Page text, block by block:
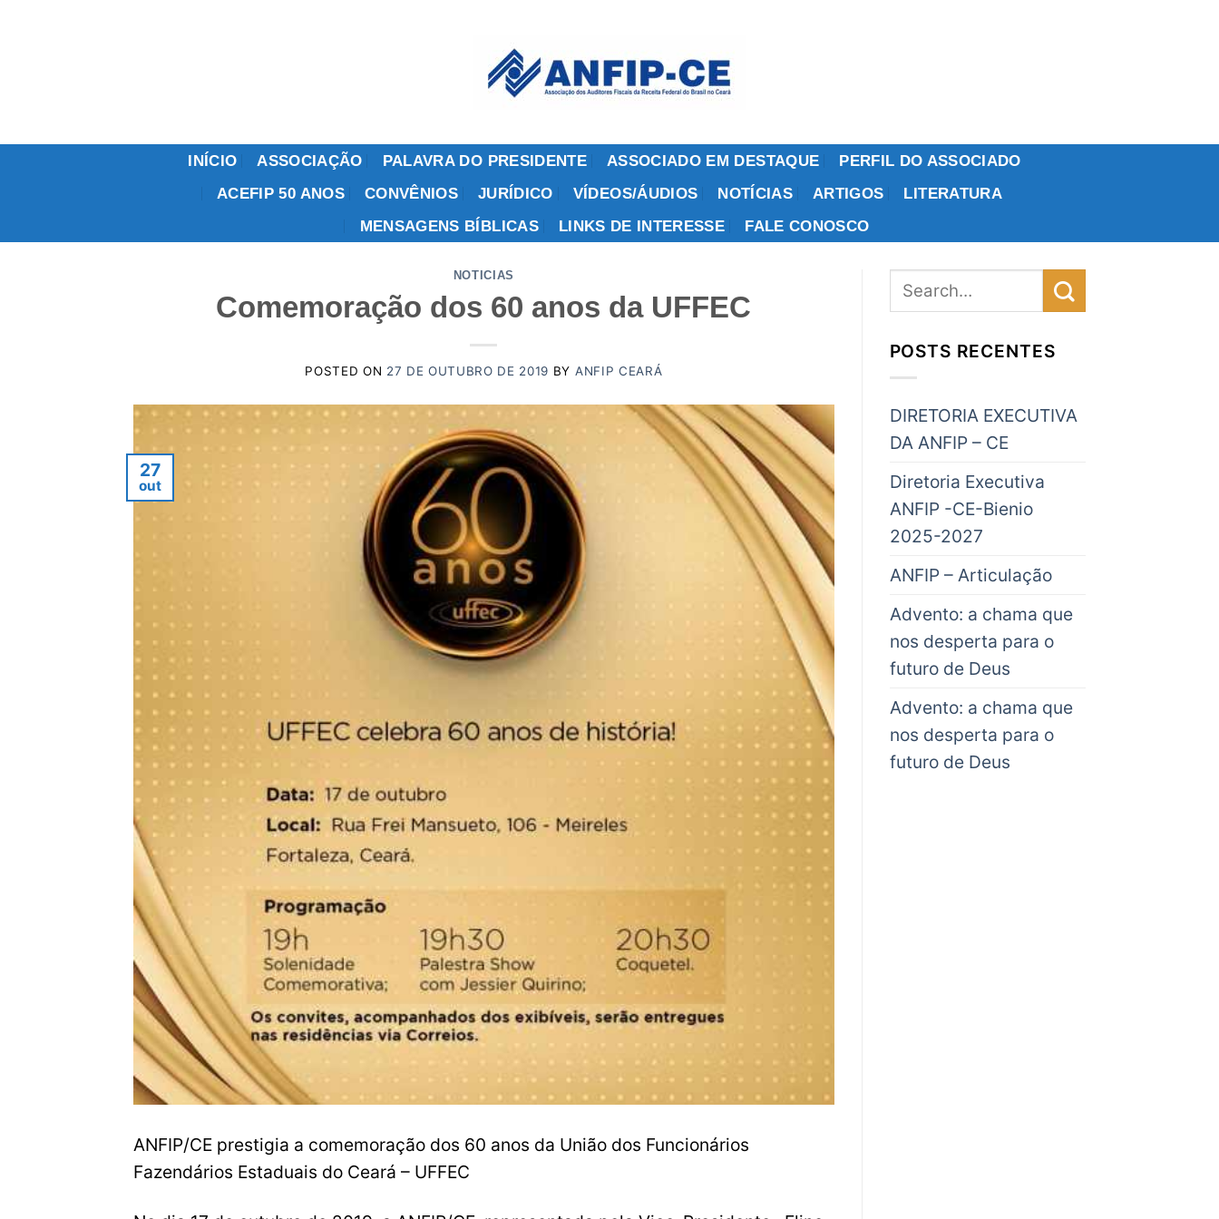
INÍCIO ASSOCIAÇÃO PALAVRA DO PRESIDENTE ASSOCIADO EM DESTAQUE
PERFIL DO ASSOCIADO
ACEFIP 50 ANOS
CONVÊNIOS JURÍDICO VÍDEOS/ÁUDIOS NOTÍCIAS ARTIGOS
LITERATURA
MENSAGENS BÍBLICAS
LINKS DE INTERESSE FALE CONOSCO
NOTICIAS
Comemoração dos 60 anos da UFFEC
POSTED ON 27 DE OUTUBRO DE 2019 BY ANFIP CEARÁ
27
out
ANFIP/CE prestigia a comemoração dos 60 anos da União dos Funcionários
Fazendários Estaduais do Ceará – UFFEC
POSTS RECENTES
DIRETORIA EXECUTIVA
DA ANFIP – CE
Diretoria Executiva
ANFIP -CE-Bienio
2025-2027
ANFIP – Articulação
Advento: a chama que
nos desperta para o
futuro de Deus
Advento: a chama que
nos desperta para o
futuro de Deus